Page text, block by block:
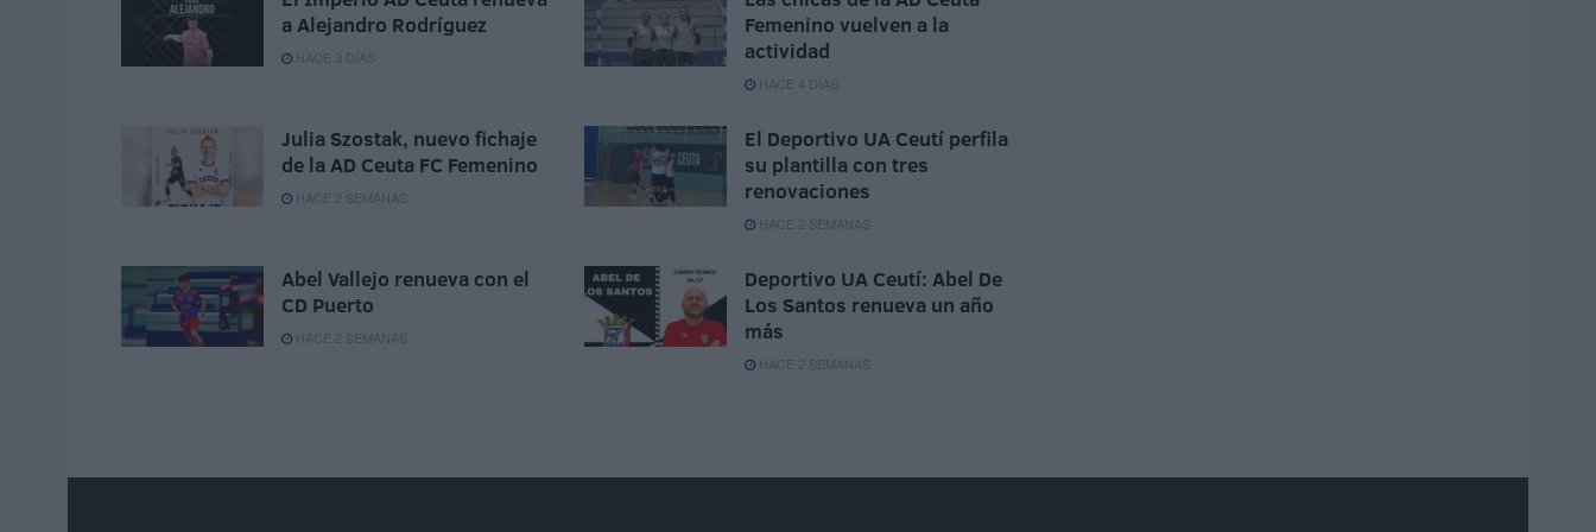
a Alejandro Rodríguez
HACE 3 DÍAS
Femenino vuelven a la
actividad
HACE 4 DÍAS
Julia Szostak, nuevo fichaje
de la AD Ceuta FC Femenino
HACE 2 SEMANAS
El Deportivo UA Ceutí perfila
su plantilla con tres
renovaciones
HACE 2 SEMANAS
Abel Vallejo renueva con el
CD Puerto
HACE 2 SEMANAS
Deportivo UA Ceutí: Abel De
Los Santos renueva un año
más
HACE 2 SEMANAS